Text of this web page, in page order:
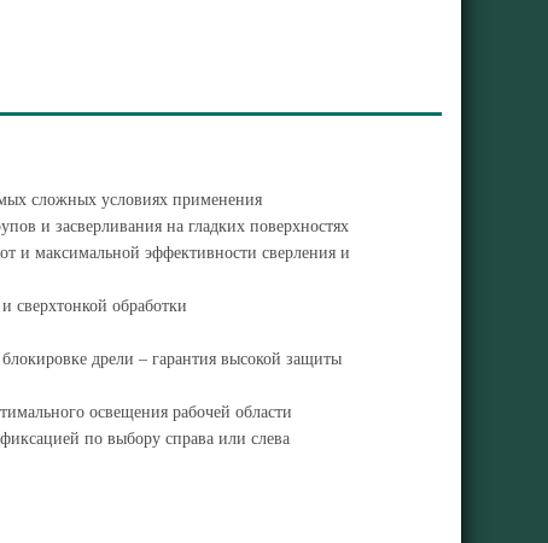
сложных условиях применения
и засверливания на гладких поверхностях
и максимальной эффективности сверления и
сверхтонкой обработки
дрели – гарантия высокой защиты
освещения рабочей области
по выбору справа или слева